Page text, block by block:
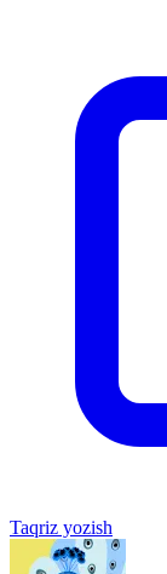
Taqriz yozish